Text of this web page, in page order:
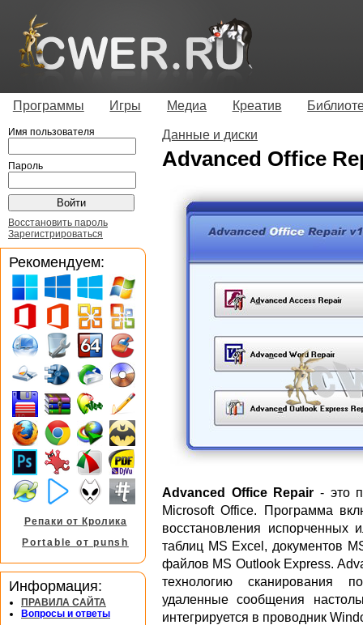
Программы Игры Медиа Креатив
Данные и диски
Advanced Office
Advanced Office Repair - это
Microsoft Office. Программа
восстановления
таблиц MS Excel, документов
файлов MS Outlook Express.
технологию сканирования
удаленные сообщения
интегрируется в проводник
Имя пользователя
Пароль
Восстановить пароль
Зарегистрироваться
Рекомендуем:
Репаки от Кролика
Portable от punsh
Информация:
ПРАВИЛА САЙТА
Вопросы и ответы